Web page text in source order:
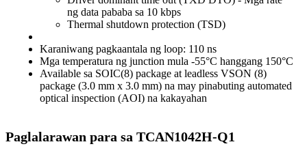
ng data pababa sa 10 kbps
Thermal shutdown protection (TSD)
Karaniwang pagkaantala ng loop: 110 ns
Mga temperatura ng junction mula -55°C hanggang 150°C
Available sa SOIC(8) package at leadless VSON (8)
package (3.0 mm x 3.0 mm) na may pinabuting automated
optical inspection (AOI) na kakayahan
Paglalarawan para sa TCAN1042H-Q1